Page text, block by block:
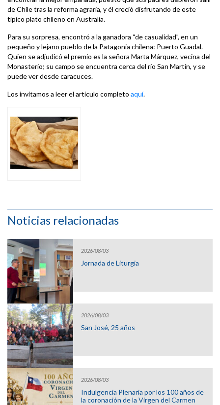
de Chile tras la reforma agraria, y él creció disfrutando de este
típico plato chileno en Australia.
Para su sorpresa, encontró a la ganadora “de casualidad”, en un
pequeño y lejano pueblo de la Patagonia chilena: Puerto Guadal.
Quien se adjudicó el premio es la señora Marta Márquez, vecina del
Monasterio; su campo se encuentra cerca del río San Martín, y se
puede ver desde caracuces.
Los invitamos a leer el artículo completo aquí.
Noticias relacionadas
2026/08/03
Jornada de Liturgia
2026/08/03
San José, 25 años
2026/08/03
Indulgencia Plenaria por los 100 años de
la coronación de la Virgen del Carmen